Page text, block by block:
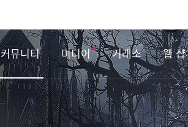
커뮤니티 미디어 거래소 웹 샵